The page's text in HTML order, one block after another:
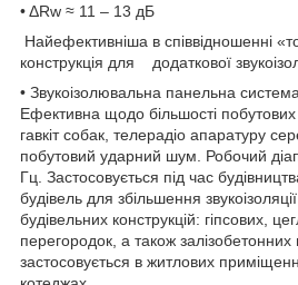
• ΔRw ≈ 11 – 13 дБ
Найефективніша в співвідношенні
конструкція для додаткової
• Звукоізолювальна панельна система
Ефективна щодо більшості
гавкіт собак, телерадіо апаратуру
побутовий ударний шум. Робочий
Гц. Застосовується під час
будівель для збільшення
будівельних конструкцій: гіпсових,
перегородок, а також
застосовується в житлових